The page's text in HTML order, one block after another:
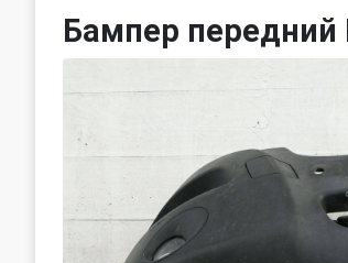
Бампер передний